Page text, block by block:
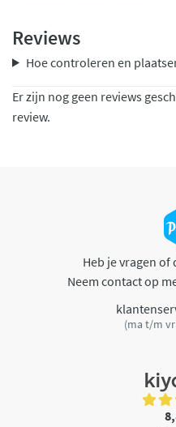
Reviews
Hoe controleren en
Er zijn nog geen reviews
review.
Heb je vragen of
Neem contact op
(ma t/m vr